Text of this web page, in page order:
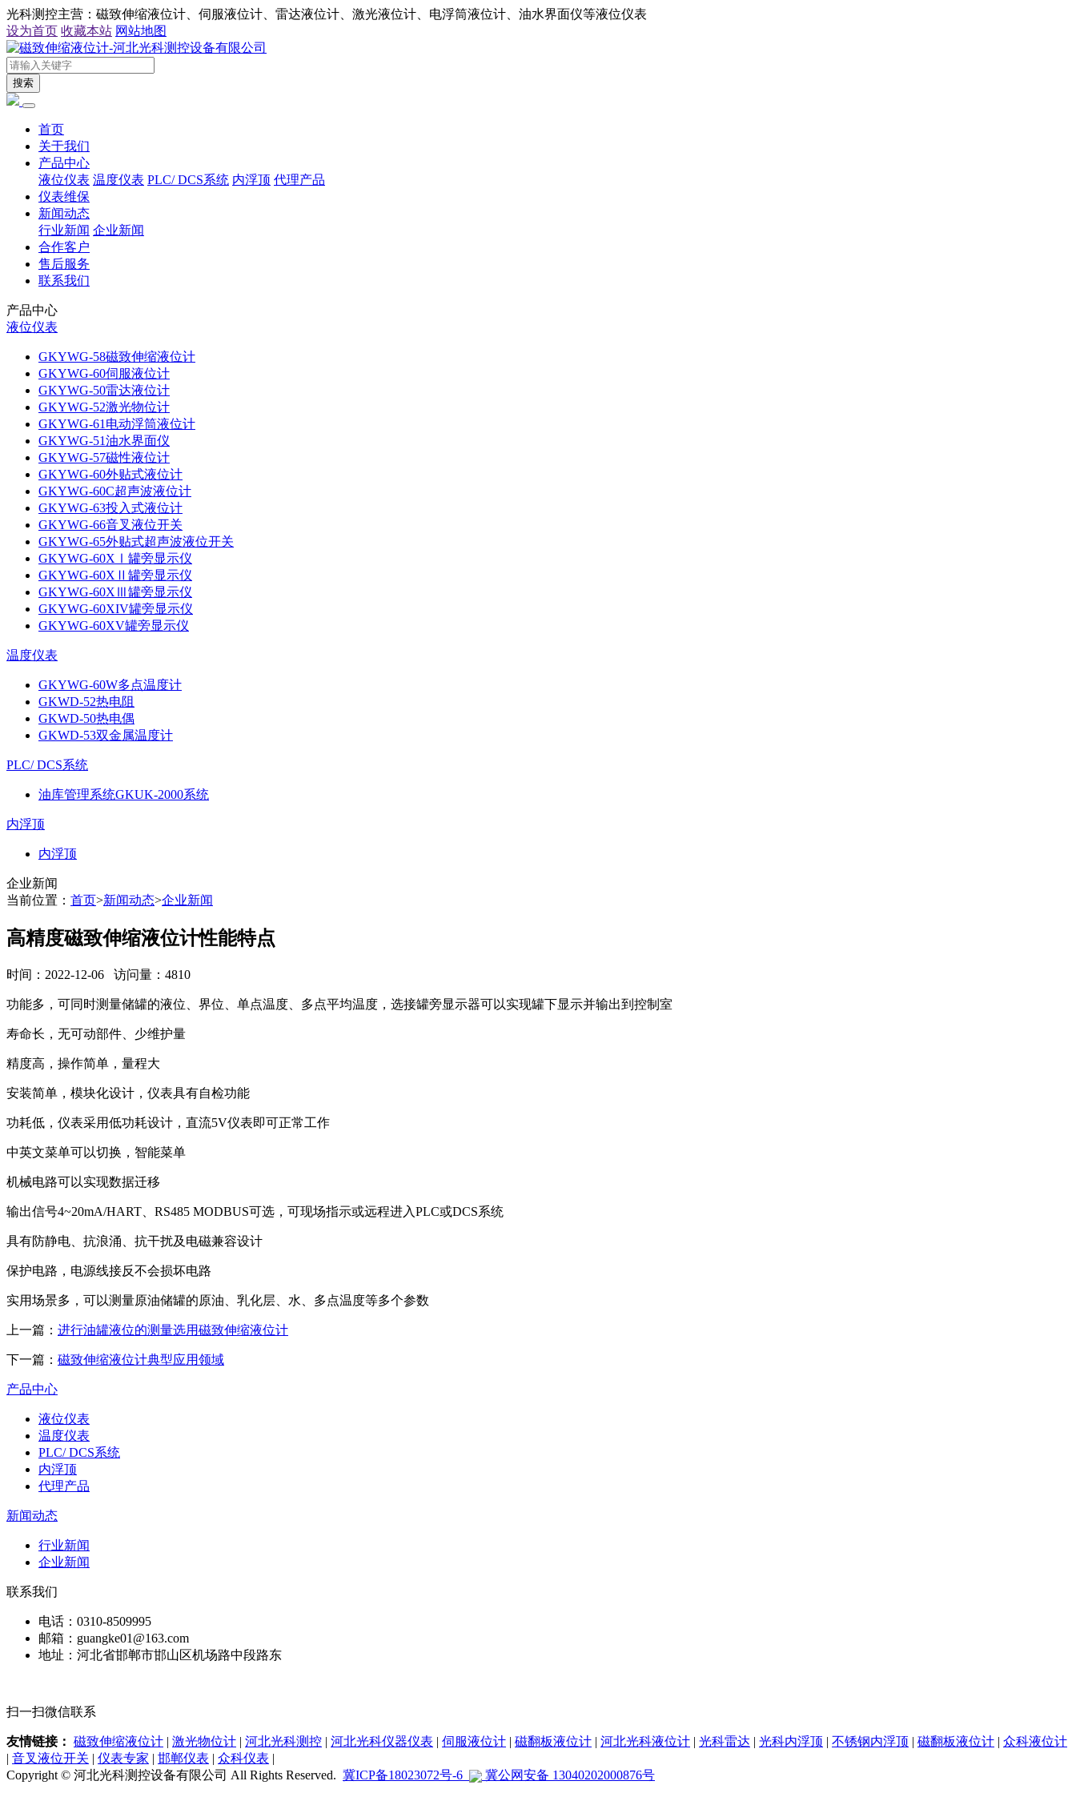
光科测控主营：磁致伸缩液位计、伺服液位计、雷达液位计、激光液位计、电浮筒液位计、油水界面仪等液位仪表
设为首页 收藏本站 网站地图
搜索
首页
关于我们
产品中心
液位仪表 温度仪表 PLC/ DCS系统 内浮顶 代理产品
仪表维保
新闻动态
行业新闻 企业新闻
合作客户
售后服务
联系我们
产品中心
液位仪表
GKYWG-58磁致伸缩液位计
GKYWG-60伺服液位计
GKYWG-50雷达液位计
GKYWG-52激光物位计
GKYWG-61电动浮筒液位计
GKYWG-51油水界面仪
GKYWG-57磁性液位计
GKYWG-60外贴式液位计
GKYWG-60C超声波液位计
GKYWG-63投入式液位计
GKYWG-66音叉液位开关
GKYWG-65外贴式超声波液位开关
GKYWG-60XⅠ罐旁显示仪
GKYWG-60XⅡ罐旁显示仪
GKYWG-60XⅢ罐旁显示仪
GKYWG-60XIV罐旁显示仪
GKYWG-60XV罐旁显示仪
温度仪表
GKYWG-60W多点温度计
GKWD-52热电阻
GKWD-50热电偶
GKWD-53双金属温度计
PLC/ DCS系统
油库管理系统GKUK-2000系统
内浮顶
内浮顶
企业新闻
当前位置： 首页>新闻动态>企业新闻
高精度磁致伸缩液位计性能特点
时间：2022-12-06 访问量：4810
功能多，可同时测量储罐的液位、界位、单点温度、多点平均温度，选接罐旁显示器可以实现罐下显示并输出到控制室
寿命长，无可动部件、少维护量
精度高，操作简单，量程大
安装简单，模块化设计，仪表具有自检功能
功耗低，仪表采用低功耗设计，直流5V仪表即可正常工作
中英文菜单可以切换，智能菜单
机械电路可以实现数据迁移
输出信号4~20mA/HART、RS485 MODBUS可选，可现场指示或远程进入PLC或DCS系统
具有防静电、抗浪涌、抗干扰及电磁兼容设计
保护电路，电源线接反不会损坏电路
实用场景多，可以测量原油储罐的原油、乳化层、水、多点温度等多个参数
上一篇： 进行油罐液位的测量选用磁致伸缩液位计
下一篇： 磁致伸缩液位计典型应用领域
产品中心
液位仪表
温度仪表
PLC/ DCS系统
内浮顶
代理产品
新闻动态
行业新闻
企业新闻
联系我们
电话：0310-8509995
邮箱：guangke01@163.com
地址：河北省邯郸市邯山区机场路中段路东
扫一扫微信联系
友情链接： 磁致伸缩液位计 | 激光物位计 | 河北光科测控 | 河北光科仪器仪表 | 伺服液位计 | 磁翻板液位计 | 河北光科液位计 | 光科雷达 | 光科内浮顶 | 不锈钢内浮顶 | 磁翻板液位计 | 众科液位计
| 音叉液位开关 | 仪表专家 | 邯郸仪表 | 众科仪表 |
Copyright © 河北光科测控设备有限公司 All Rights Reserved. 冀ICP备18023072号-6 冀公网安备 13040202000876号